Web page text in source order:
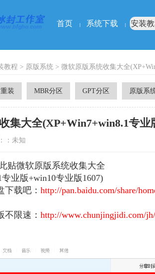
首页 系统下载 安装
教程 > 原版系统 > 微软原版系统收集大全
装 MBR分区 GPT分区 原版系
集大全(XP+Win7+win8.1专业
：未知
贴微软原版系统收集大全
业版+win10专业版1607)
下载吧： http://pan.baidu.com/share/
限速： http://www.chunjingjidi.com/